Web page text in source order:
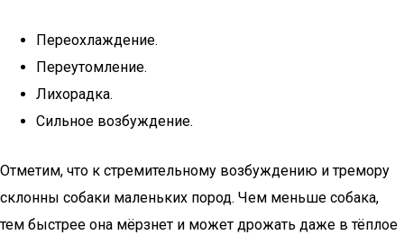
Переохлаждение.
Переутомление.
Лихорадка.
Сильное возбуждение.
Отметим, что к стремительному возбуждению и тремору
склонны собаки маленьких пород. Чем меньше собака,
тем быстрее она мёрзнет и может дрожать даже в тёплое